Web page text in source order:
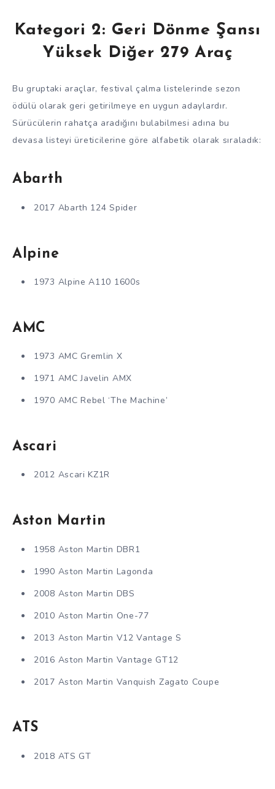
Kategori 2: Geri Dönme Şansı
Yüksek Diğer 279 Araç
Bu gruptaki araçlar, festival çalma listelerinde sezon
ödülü olarak geri getirilmeye en uygun adaylardır.
Sürücülerin rahatça aradığını bulabilmesi adına bu
devasa listeyi üreticilerine göre alfabetik olarak sıraladık:
Abarth
2017 Abarth 124 Spider
Alpine
1973 Alpine A110 1600s
AMC
1973 AMC Gremlin X
1971 AMC Javelin AMX
1970 AMC Rebel ‘The Machine’
Ascari
2012 Ascari KZ1R
Aston Martin
1958 Aston Martin DBR1
1990 Aston Martin Lagonda
2008 Aston Martin DBS
2010 Aston Martin One-77
2013 Aston Martin V12 Vantage S
2016 Aston Martin Vantage GT12
2017 Aston Martin Vanquish Zagato Coupe
ATS
2018 ATS GT